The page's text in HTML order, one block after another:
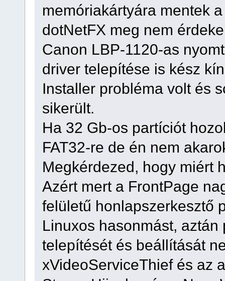
memóriakártyára mentek
dotNetFX meg nem
Canon LBP-1120-as
driver telepítése is kész
Installer probléma volt és
sikerült.
Ha 32 Gb-os partíciót
FAT32-re de én nem
Megkérdezed, hogy miért
Azért mert a FrontPage
felületű honlapszerkesztő
Linuxos hasonmást,
telepítését és beállítását
xVideoServiceThief és az